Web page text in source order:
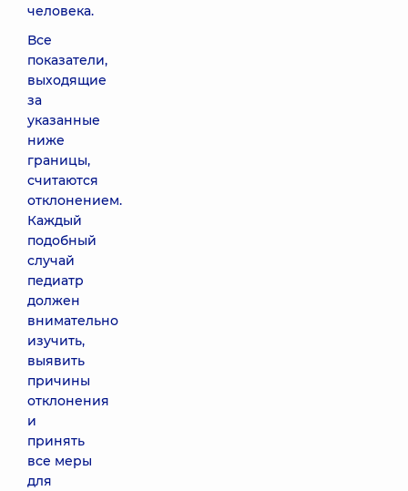
человека.
Все
показатели,
выходящие
за
указанные
ниже
границы,
считаются
отклонением.
Каждый
подобный
случай
педиатр
должен
внимательно
изучить,
выявить
причины
отклонения
и
принять
все меры
для